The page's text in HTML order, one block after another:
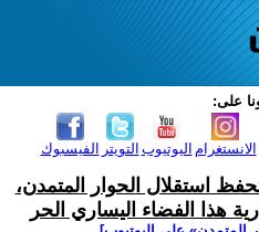
على:
الفيسبوك التويتر اليوتيوب الانستغرام
استقلال الحوار المتمدن،
هذا الفضاء اليساري الحر